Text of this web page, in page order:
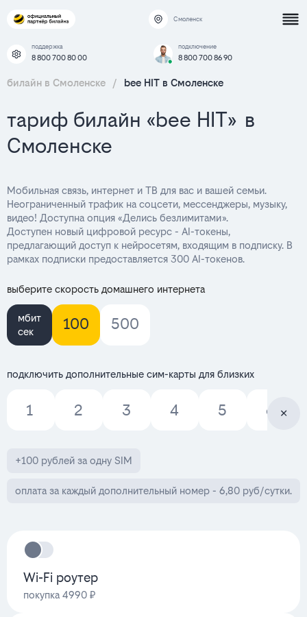
Смоленск
поддержка
8 800 700 80 00
подключение
8 800 700 86 90
билайн в Смоленске / bee HIT в Смоленске
тариф билайн «bee HIT» в
Смоленске
Мобильная связь, интернет и ТВ для вас и вашей семьи.
Неограниченный трафик на соцсети, мессенджеры, музыку,
видео! Доступна опция «Делись безлимитами».
Доступен новый цифровой ресурс - AI-токены,
предлагающий доступ к нейросетям, входящим в подписку. В
рамках подписки предоставляется 300 AI-токенов.
выберите скорость домашнего интернета
мбит
сек
100 500
подключить дополнительные сим-карты для близких
1 2 3 4 5 6
+100 рублей за одну SIM
оплата за каждый дополнительный номер - 6,80 руб/сутки.
Wi-Fi роутер
покупка 4990 ₽